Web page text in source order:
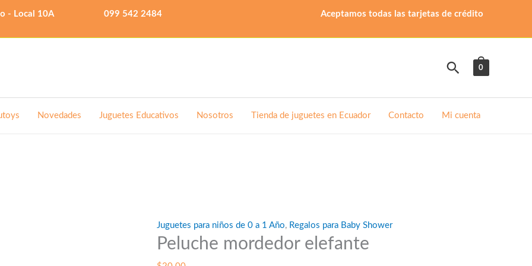
- Local 10A 099 542 2484 Aceptamos todas las tarjetas de crédito
Buscar
0
Novedades Juguetes Educativos Nosotros Tienda de juguetes en Ecuador Contacto Mi cuenta
Juguetes para niños de 0 a 1 Año, Regalos para Baby Shower
Peluche mordedor elefante